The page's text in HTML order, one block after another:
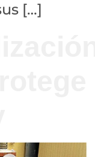
[…]